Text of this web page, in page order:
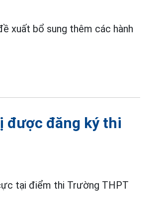
xuất bổ sung thêm các hành
được đăng ký thi
tại điểm thi Trường THPT